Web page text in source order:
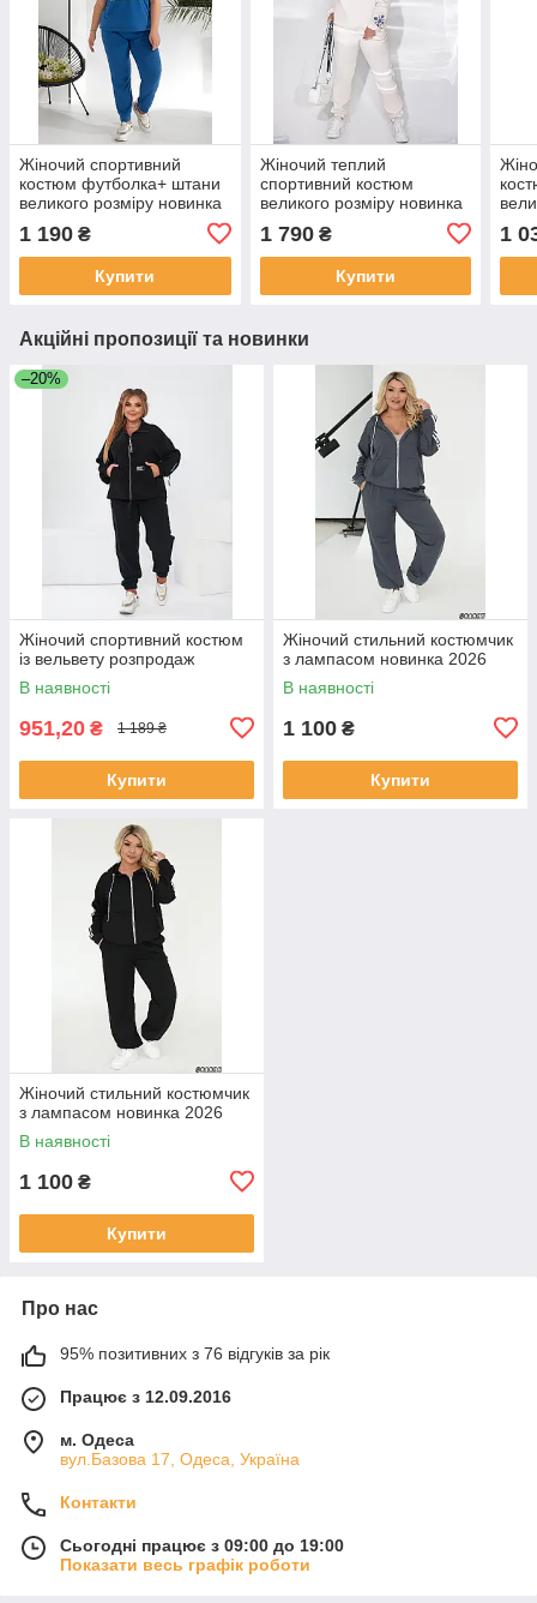
Жіночий спортивний
костюм футболка+ штани
великого розміру новинка
1 190 ₴
Купити
Жіночий теплий
спортивний костюм
великого розміру новинка
1 790₴
Купити
1
Акційні пропозиції та новинки
–20%
Жіночий спортивний костюм
із вельвету розпродаж
В наявності
951,20 ₴ 1 189 ₴
Купити
Жіночий стильний костюмчик
з лампасом новинка 2026
В наявності
1 100 ₴
Купити
Жіночий стильний костюмчик
з лампасом новинка 2026
В наявності
1 100 ₴
Купити
Про нас
95% позитивних з 76 відгуків за рік
Працює з 12.09.2016
м. Одеса
вул.Базова 17, Одеса, Україна
Контакти
Сьогодні працює з 09:00 до 19:00
Показати весь графік роботи